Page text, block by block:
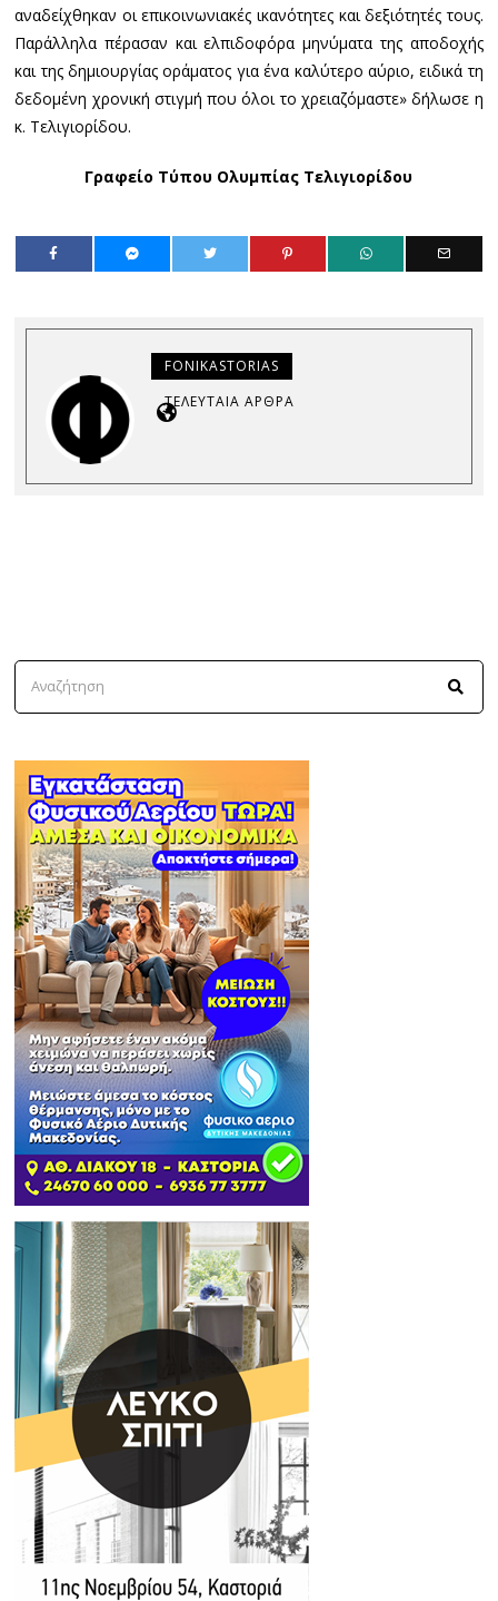
αναδείχθηκαν οι επικοινωνιακές ικανότητες και δεξιότητές τους.
Παράλληλα πέρασαν και ελπιδοφόρα μηνύματα της αποδοχής
και της δημιουργίας οράματος για ένα καλύτερο αύριο, ειδικά τη
δεδομένη χρονική στιγμή που όλοι το χρειαζόμαστε» δήλωσε η
κ. Τελιγιορίδου.
Γραφείο Τύπου Ολυμπίας Τελιγιορίδου
FONIKASTORIAS
ΤΕΛΕΥΤΑΊΑ ΆΡΘΡΑ